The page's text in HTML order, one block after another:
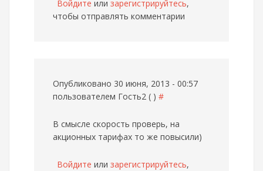
Войдите или зарегистрируйтесь,
чтобы отправлять комментарии
Опубликовано 30 июня, 2013 - 00:57
пользователем Гость2 ( ) #
В смысле скорость проверь, на
акционных тарифах то же повысили)
Войдите или зарегистрируйтесь,